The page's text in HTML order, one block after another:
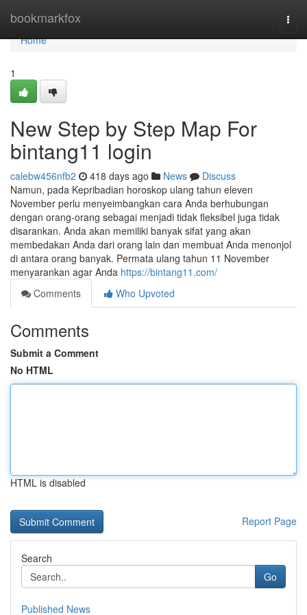
bookmarkfox
Home
Home
1
New Step by Step Map For
bintang11 login
calebw456nfb2 418 days ago News
Discuss
Namun, pada Kepribadian horoskop ulang tahun eleven
November perlu menyeimbangkan cara Anda berhubungan
dengan orang-orang sebagai menjadi tidak fleksibel juga tidak
disarankan. Anda akan memiliki banyak sifat yang akan
membedakan Anda dari orang lain dan membuat Anda menonjol
di antara orang banyak. Permata ulang tahun 11 November
menyarankan agar Anda https://bintang11.com/
Comments
Who Upvoted
Comments
Submit a Comment
No HTML
HTML is disabled
Report Page
Search
Go
Published News